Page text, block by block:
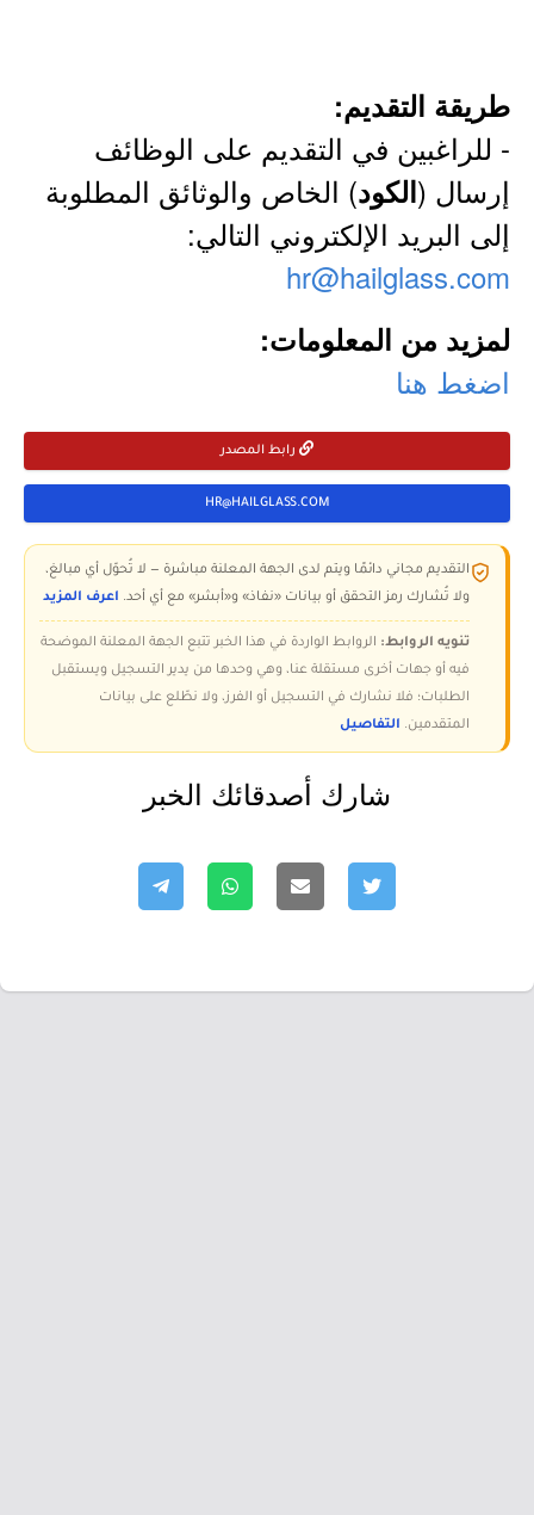
طريقة التقديم:
- للراغبين في التقديم على الوظائف
إرسال (الكود) الخاص والوثائق المطلوبة
إلى البريد الإلكتروني التالي:
hr@hailglass.com
لمزيد من المعلومات:
اضغط هنا
رابط المصدر
HR@HAILGLASS.COM
التقديم مجاني دائمًا ويتم لدى الجهة المعلنة مباشرة — لا تُحوّل أي مبالغ،
ولا تُشارك رمز التحقق أو بيانات «نفاذ» و«أبشر» مع أي أحد. اعرف المزيد
تنويه الروابط: الروابط الواردة في هذا الخبر تتبع الجهة المعلنة الموضحة
فيه أو جهات أخرى مستقلة عنا، وهي وحدها من يدير التسجيل ويستقبل
الطلبات؛ فلا نشارك في التسجيل أو الفرز، ولا نطّلع على بيانات
المتقدمين. التفاصيل
شارك أصدقائك الخبر